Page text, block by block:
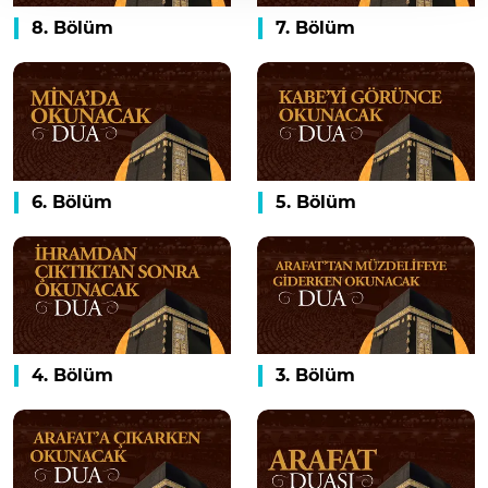
8. Bölüm 7. Bölüm
6. Bölüm 5. Bölüm
4. Bölüm 3. Bölüm